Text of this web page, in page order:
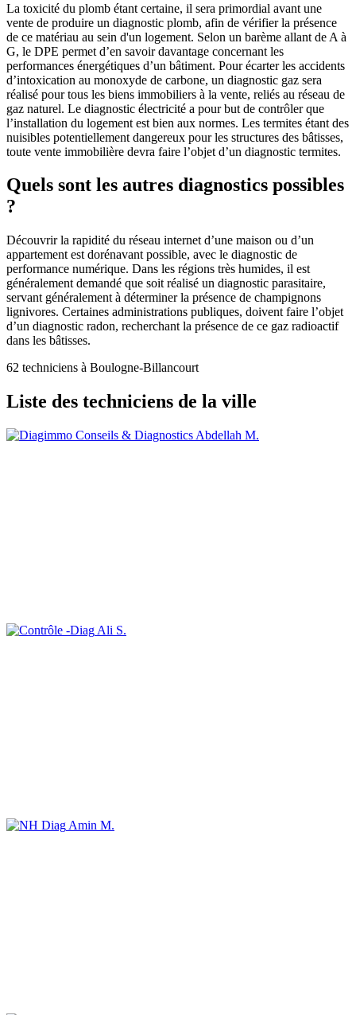
La toxicité du plomb étant certaine, il sera primordial avant une
vente de produire un diagnostic plomb, afin de vérifier la présence
de ce matériau au sein d'un logement. Selon un barème allant de A à
G, le DPE permet d’en savoir davantage concernant les
performances énergétiques d’un bâtiment. Pour écarter les accidents
d’intoxication au monoxyde de carbone, un diagnostic gaz sera
réalisé pour tous les biens immobiliers à la vente, reliés au réseau de
gaz naturel. Le diagnostic électricité a pour but de contrôler que
l’installation du logement est bien aux normes. Les termites étant des
nuisibles potentiellement dangereux pour les structures des bâtisses,
toute vente immobilière devra faire l’objet d’un diagnostic termites.
Quels sont les autres diagnostics possibles
?
Découvrir la rapidité du réseau internet d’une maison ou d’un
appartement est dorénavant possible, avec le diagnostic de
performance numérique. Dans les régions très humides, il est
généralement demandé que soit réalisé un diagnostic parasitaire,
servant généralement à déterminer la présence de champignons
lignivores. Certaines administrations publiques, doivent faire l’objet
d’un diagnostic radon, recherchant la présence de ce gaz radioactif
dans les bâtisses.
62 techniciens à Boulogne-Billancourt
Liste des techniciens de la ville
Abdellah M.
Ali S.
Amin M.